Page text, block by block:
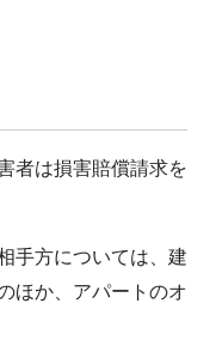
は損害賠償請求を
手方については、建
ほか、アパートのオ